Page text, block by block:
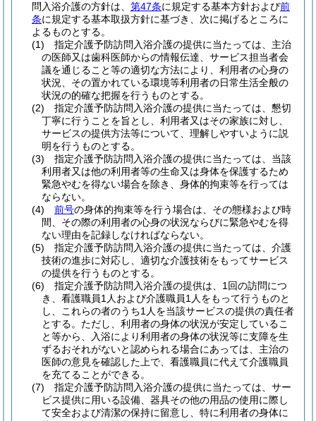
問入浴介護の方針は、 第47条に規定する基本方針および前
条に規定する基本取扱方針に基づき、次に掲げるところに
よるものとする。
(1)
指定介護予防訪問入浴介護の提供に当たっては、主治
の医師又は歯科医師からの情報伝達、サービス担当者会
議を通じること等の適切な方法により、利用者の心身の
状況、その置かれている環境等利用者の日常生活全般の
状況の的確な把握を行うものとする。
(2)
指定介護予防訪問入浴介護の提供に当たっては、懇切
丁寧に行うことを旨とし、利用者又はその家族に対し、
サービスの提供方法等について、理解しやすいように説
明を行うものとする。
(3)
指定介護予防訪問入浴介護の提供に当たっては、当該
利用者又は他の利用者等の生命又は身体を保護するため
緊急やむを得ない場合を除き、身体的拘束等を行っては
ならない。
(4)
前号の身体的拘束等を行う場合は、その態様および時
間、その際の利用者の心身の状況ならびに緊急やむを得
ない理由を記録しなければならない。
(5)
指定介護予防訪問入浴介護の提供に当たっては、介護
技術の進歩に対応し、適切な介護技術をもってサービス
の提供を行うものとする。
(6)
指定介護予防訪問入浴介護の提供は、1回の訪問につ
き、看護職員1人および介護職員1人をもって行うものと
し、これらの者のうち1人を当該サービスの提供の責任者
とする。 ただし、利用者の身体の状況が安定しているこ
と等から、入浴により利用者の身体の状況等に支障を生
ずるおそれがないと認められる場合にあっては、主治の
医師の意見を確認した上で、看護職員に代えて介護職員
を充てることができる。
(7)
指定介護予防訪問入浴介護の提供に当たっては、サー
ビス提供に用いる設備、器具その他の用品の使用に際し
て安全および清潔の保持に留意し、特に利用者の身体に